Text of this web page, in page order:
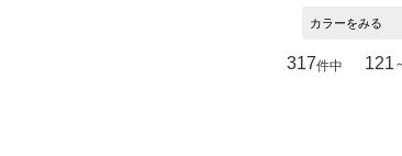
カラーをみる
317件中 121